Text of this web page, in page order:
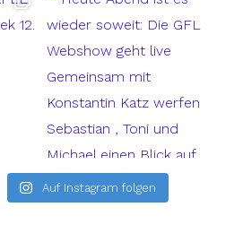
Auf Instagram folgen